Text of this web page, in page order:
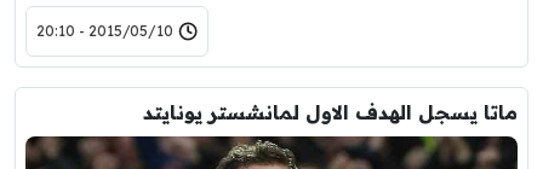
2015/05/10 - 20:10
ماتا يسجل الهدف الاول لمانشستر يونايتد